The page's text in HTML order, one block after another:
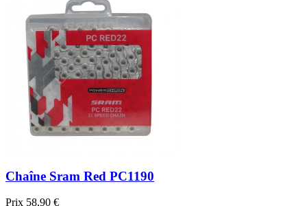
Chaîne Sram Red PC1190
Prix 58,90 €